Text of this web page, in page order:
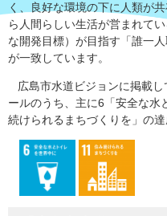
く、良好な環境の下に人類が
ら人間らしい生活が営まれて
な開発目標）が目指す「誰一
が一致しています。
広島市水道ビジョンに掲載
ールのうち、主に6「安全な水
続けられるまちづくりを」の達